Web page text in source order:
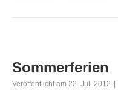
Sommerferien
Veröffentlicht am 22. Juli 2012